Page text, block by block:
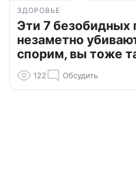
ЗДОРОВЬЕ
Эти 7 безобидных
незаметно
спорим, вы тоже
122 Обсудить